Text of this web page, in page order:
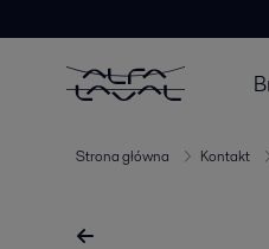
Strona główna Kontakt